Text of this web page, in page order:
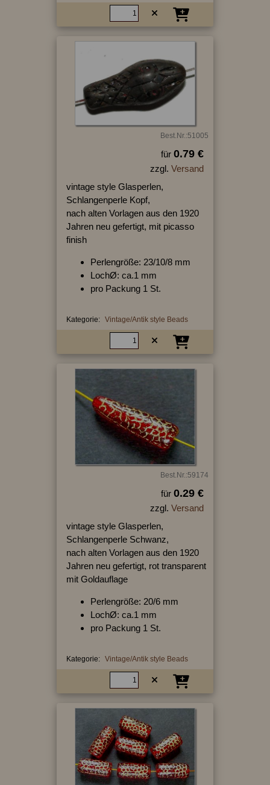
Best.Nr.:51005
für 0.79 €
zzgl. Versand
vintage style Glasperlen,
Schlangenperle Kopf,
nach alten Vorlagen aus den 1920
Jahren neu gefertigt, mit picasso
finish
Perlengröße: 23/10/8 mm
LochØ: ca.1 mm
pro Packung 1 St.
Kategorie: Vintage/Antik style Beads
Best.Nr.:59174
für 0.29 €
zzgl. Versand
vintage style Glasperlen,
Schlangenperle Schwanz,
nach alten Vorlagen aus den 1920
Jahren neu gefertigt, rot transparent
mit Goldauflage
Perlengröße: 20/6 mm
LochØ: ca.1 mm
pro Packung 1 St.
Kategorie: Vintage/Antik style Beads